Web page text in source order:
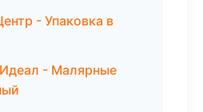
- Упаковка в
- Малярные